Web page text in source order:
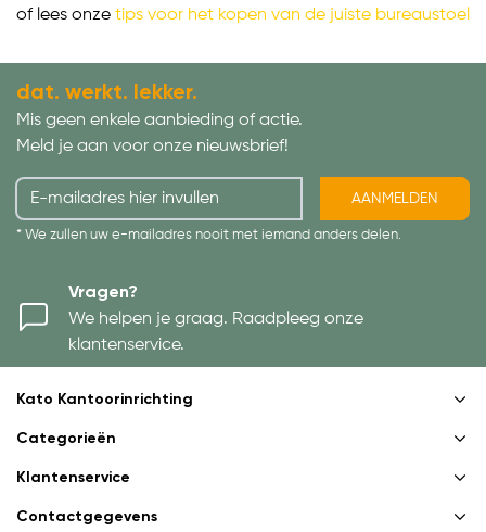
of lees onze tips voor het kopen van de juiste bureaustoel
dat. werkt. lekker.
Mis geen enkele aanbieding of actie.
Meld je aan voor onze nieuwsbrief!
AANMELDEN
* We zullen uw e-mailadres nooit met iemand anders delen.
Vragen?
We helpen je graag. Raadpleeg onze
klantenservice.
Kato Kantoorinrichting
Categorieën
Klantenservice
Contactgegevens